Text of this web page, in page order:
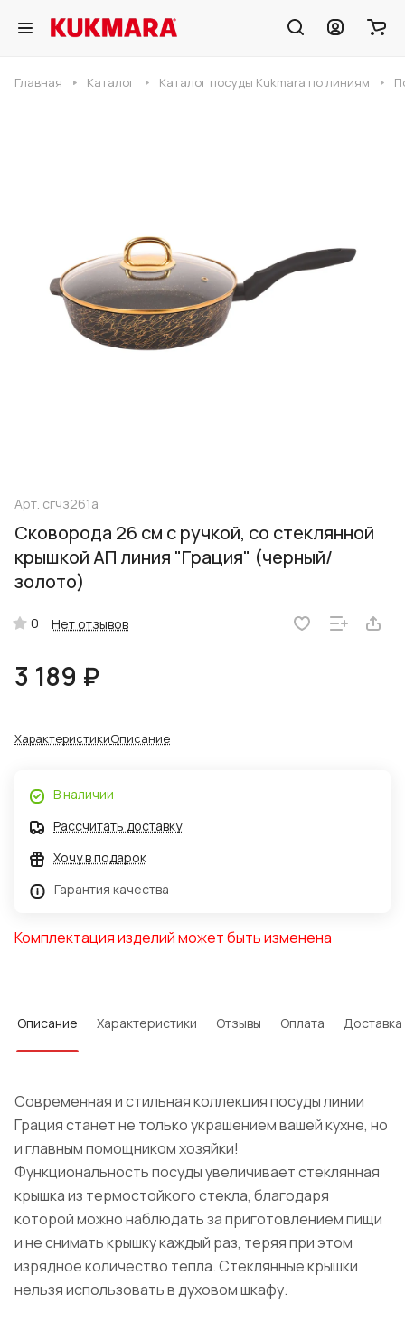
Главная Каталог Каталог посуды Kukmara по линиям
Арт. сгчз261а
Сковорода 26 см с ручкой, со стеклянной
крышкой АП линия "Грация" (черный/
золото)
0 Нет отзывов
3 189 ₽
ХарактеристикиОписание
В наличии
Рассчитать доставку
Хочу в подарок
Гарантия качества
Комплектация изделий может быть изменена
Описание Характеристики Отзывы Оплата Доставка
Современная и стильная коллекция посуды линии
Грация станет не только украшением вашей кухне, но
и главным помощником хозяйки!
Функциональность посуды увеличивает стеклянная
крышка из термостойкого стекла, благодаря
которой можно наблюдать за приготовлением пищи
и не снимать крышку каждый раз, теряя при этом
изрядное количество тепла. Стеклянные крышки
нельзя использовать в духовом шкафу.